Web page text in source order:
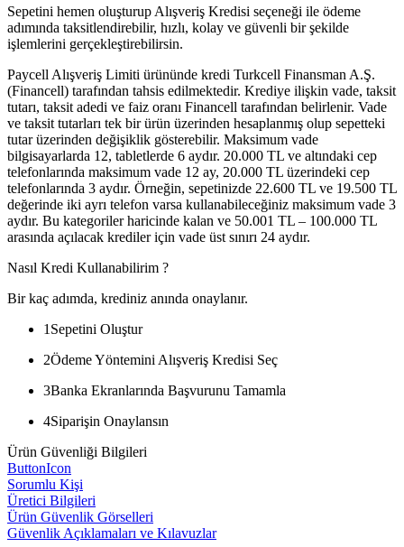
Sepetini hemen oluşturup Alışveriş Kredisi seçeneği ile ödeme
adımında taksitlendirebilir, hızlı, kolay ve güvenli bir şekilde
işlemlerini gerçekleştirebilirsin.
Paycell Alışveriş Limiti ürününde kredi Turkcell Finansman A.Ş.
(Financell) tarafından tahsis edilmektedir. Krediye ilişkin vade, taksit
tutarı, taksit adedi ve faiz oranı Financell tarafından belirlenir. Vade
ve taksit tutarları tek bir ürün üzerinden hesaplanmış olup sepetteki
tutar üzerinden değişiklik gösterebilir. Maksimum vade
bilgisayarlarda 12, tabletlerde 6 aydır. 20.000 TL ve altındaki cep
telefonlarında maksimum vade 12 ay, 20.000 TL üzerindeki cep
telefonlarında 3 aydır. Örneğin, sepetinizde 22.600 TL ve 19.500 TL
değerinde iki ayrı telefon varsa kullanabileceğiniz maksimum vade 3
aydır. Bu kategoriler haricinde kalan ve 50.001 TL – 100.000 TL
arasında açılacak krediler için vade üst sınırı 24 aydır.
Nasıl Kredi Kullanabilirim ?
Bir kaç adımda, krediniz anında onaylanır.
1 Sepetini Oluştur
2Ödeme Yöntemini Alışveriş Kredisi Seç
3Banka Ekranlarında Başvurunu Tamamla
4Siparişin Onaylansın
Ürün Güvenliği Bilgileri
ButtonIcon
Sorumlu Kişi
Üretici Bilgileri
Ürün Güvenlik Görselleri
Güvenlik Açıklamaları ve Kılavuzlar